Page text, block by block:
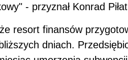
- przyznał Konrad
resort finansów
dniach.